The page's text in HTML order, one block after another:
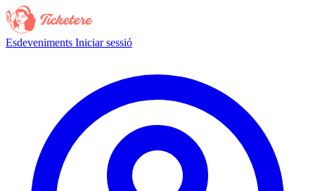
Esdeveniments Iniciar sessió